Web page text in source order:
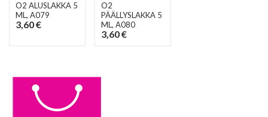
O2 ALUSLAKKA 5
ML, A079
3,60 €
O2
PÄÄLLYSLAKKA 5
ML, A080
3,60 €